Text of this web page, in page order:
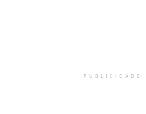
PUBLICIDADE